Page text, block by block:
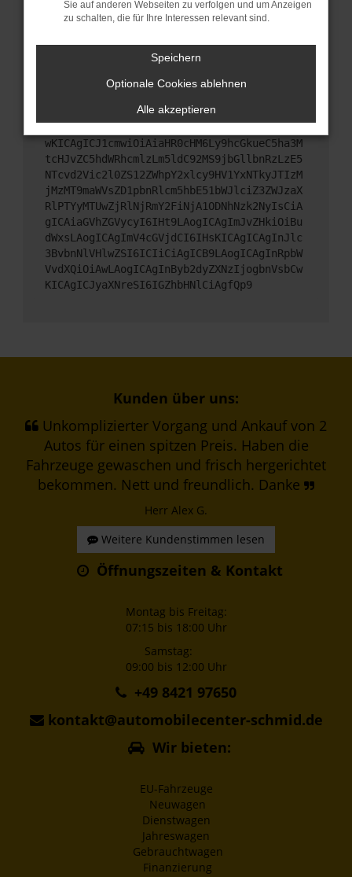
Wenn du alle oben genannten Schritte versucht
hast, kontaktiere uns bitte. Wir werden versuchen,
das Problem zu beheben. Du kannst uns diesen
Text schicken, um uns bei der Fehlersuche zu
unterstützen:
ewogICJuYW1lIjogIk5ldHdvcmtFcnJvciIsCiAgI
mNvbmZpZyI6IHsKICAgICJtZXRob2QiOiAiR0VUIi
wKICAgICJ1cmwiOiAiaHR0cHM6Ly9hcGkueC5ha3M
tcHJvZC5hdWRhcmlzLm5ldC92MS9jbGllbnRzLzE5
NTcvd2Vic2l0ZS12ZWhpY2xlcy9HV1YxNTkyJTIzM
jMzMT9maWVsZD1pbnRlcm5hbE51bWJlciZ3ZWJzaX
RlPTYyMTUwZjRlNjRmY2FiNjA1ODNhNzk2NyIsCiA
gICAiaGVhZGVycyI6IHt9LAogICAgImJvZHkiOiBu
dWxsLAogICAgImV4cGVjdCI6IHsKICAgICAgInJlc
3BvbnNlVHlwZSI6ICIiCiAgICB9LAogICAgInRpbW
VvdXQiOiAwLAogICAgInByb2dyZXNzIjogbnVsbCw
KICAgICJyaXNreSI6IGZhbHNlCiAgfQp9
Kunden über uns:
Unkomplizierter Vorgang und Ankauf von 2
Autos für einen spitzen Preis. Haben die
Fahrzeuge gewaschen und frisch hergerichtet
bekommen. Nett und freundlich. Danke
Herr Alex G.
Weitere Kundenstimmen lesen
Öffnungszeiten & Kontakt
Montag bis Freitag:
07:15 bis 18:00 Uhr
Samstag:
09:00 bis 12:00 Uhr
+49 8421 97650
kontakt@automobilecenter-schmid.de
Wir bieten:
EU-Fahrzeuge
Neuwagen
Dienstwagen
Jahreswagen
Gebrauchtwagen
Finanzierung
Sie auf anderen Webseiten zu verfolgen und um Anzeigen
zu schalten, die für Ihre Interessen relevant sind.
Speichern
Optionale Cookies ablehnen
Alle akzeptieren